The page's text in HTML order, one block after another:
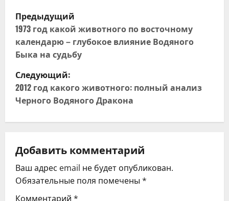
Н
а
в
и
г
а
ц
и
я
Предыдущий
1973 год какой животного по восточному
календарю – глубокое влияние Водяного
Быка на судьбу
Следующий:
2012 год какого животного: полный анализ
Черного Водяного Дракона
Добавить комментарий
Ваш адрес email не будет опубликован.
Обязательные поля помечены *
Комментарий *